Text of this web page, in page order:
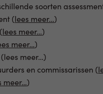
soorten
(lees meer…)
lees meer…)
meer…)
meer…)
en commissarissen (
meer…)